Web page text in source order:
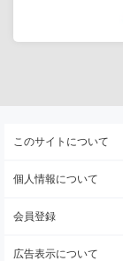
このサイトについて
個人情報について
会員登録
広告表示について